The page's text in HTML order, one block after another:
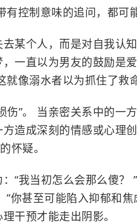
有控制意味的追问，都可
某个人，而是对自我认
一直以为男友的鼓励是
像溺水者以为抓住了救
伤”。 当亲密关系中的一
造成深刻的情感或心理
怀疑。
“我当初怎么会那么傻？
”你甚至可能陷入抑郁和
干预才能走出阴影。